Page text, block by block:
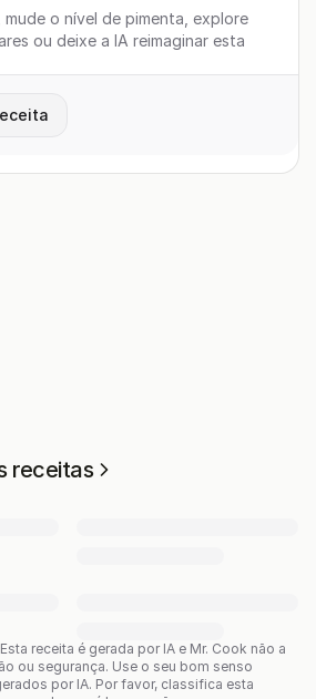
o nível de pimenta, explore
ou deixe a IA reimaginar esta
receitas
Esta receita é gerada por IA e Mr. Cook não a
ou segurança. Use o seu bom senso
por IA. Por favor, classifica esta